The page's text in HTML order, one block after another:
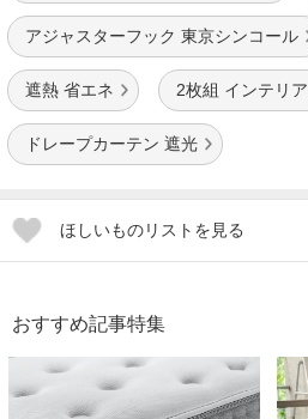
アジャスターフック 東京シンコール
遮熱 省エネ 2枚組 インテリア
ドレープカーテン 遮光
ほしいものリストを見る
おすすめ記事特集